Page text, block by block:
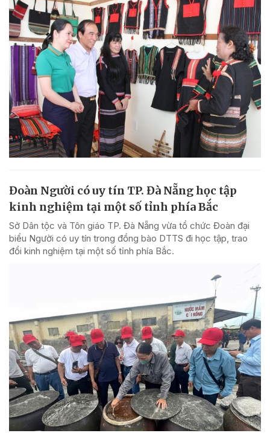
Đoàn Người có uy tín TP. Đà Nẵng học tập
kinh nghiệm tại một số tỉnh phía Bắc
Sở Dân tộc và Tôn giáo TP. Đà Nẵng vừa tổ chức Đoàn đại
biểu Người có uy tín trong đồng bào DTTS đi học tập, trao
đổi kinh nghiệm tại một số tỉnh phía Bắc.